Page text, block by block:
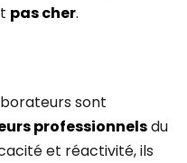
pas cher.
sont
professionnelsdu
et réactivité, ils